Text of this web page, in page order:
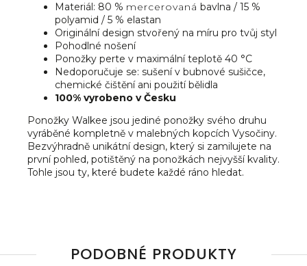
Materiál: 80 % mercerovaná bavlna / 15 %
polyamid / 5 % elastan
Originální design stvořený na míru pro tvůj styl
Pohodlné nošení
Ponožky perte v maximální teplotě 40 °C
Nedoporučuje se: sušení v bubnové sušičce,
chemické čištění ani použití bělidla
100% vyrobeno v Česku
Ponožky Walkee jsou jediné ponožky svého druhu
vyráběné kompletně v malebných kopcích Vysočiny.
Bezvýhradně unikátní design, který si zamilujete na
první pohled, potištěný na ponožkách nejvyšší kvality.
Tohle jsou ty, které budete každé ráno hledat.
PODOBNÉ PRODUKTY